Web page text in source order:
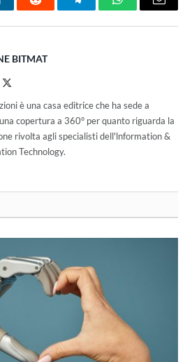
Reddit TelegramWhatsAppEmail
BITMAT
è una casa editrice che ha sede a
copertura a 360° per quanto riguarda la
rivolta agli specialisti dell'lnformation &
Technology.